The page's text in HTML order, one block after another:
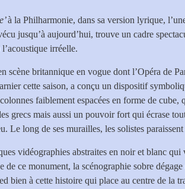
à la Philharmonie, dans sa version lyrique,
jusqu’à aujourd’hui, trouve un cadre
irréelle.
scène britannique en vogue dont l’Opéra de
cette saison, a conçu un dispositif
faiblement espacées en forme de cube,
grecs mais aussi un pouvoir fort qui écrase
Le long de ses murailles, les solistes
vidéographies abstraites en noir et blanc qui
de ce monument, la scénographie sobre
bien à cette histoire qui place au centre de la